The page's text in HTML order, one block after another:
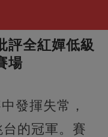
評全紅嬋低級
場
發揮失常，
的冠軍。賽